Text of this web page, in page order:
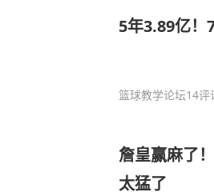
5年3.89亿！
篮球教学论坛14评
詹皇赢麻了
太猛了